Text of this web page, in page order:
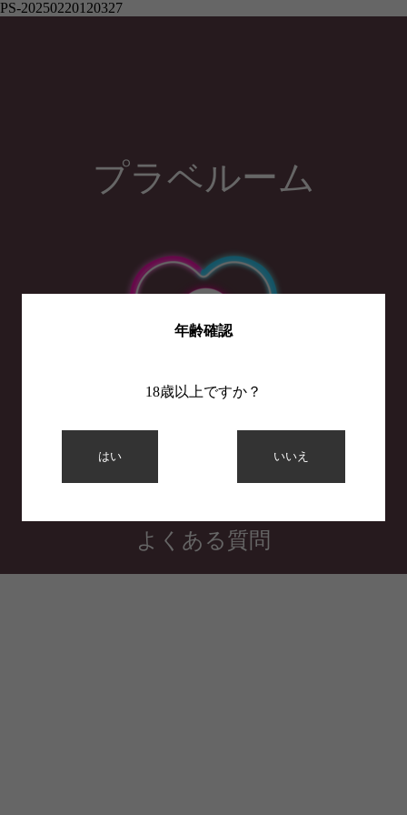
年齢確認
18歳以上ですか？
はい いいえ
PS-20250220120327
プラベルーム
利用規約
プライバシーポリシー
よくある質問